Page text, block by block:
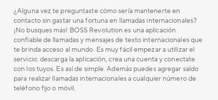
¿Alguna vez te preguntaste cómo sería mantenerte en
contacto sin gastar una fortuna en llamadas internacionales?
¡No busques más! BOSS Revolution es una aplicación
confiable de llamadas y mensajes de texto internacionales que
te brinda acceso al mundo. Es muy fácil empezar a utilizar el
servicio: descarga la aplicación, crea una cuenta y conectate
con los tuyos. Es así de simple. Además puedes agregar saldo
para realizar llamadas internacionales a cualquier número de
teléfono fijo o móvil.